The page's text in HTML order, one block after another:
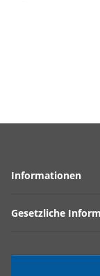
Informationen
Gesetzliche